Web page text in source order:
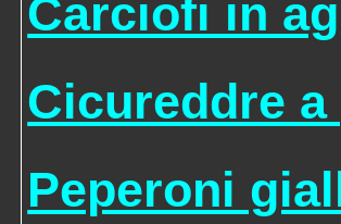
Carciofi in
Cicureddre
Peperoni